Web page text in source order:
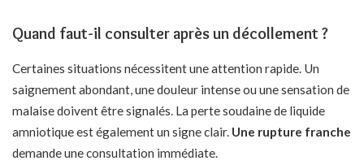
Quand faut-il consulter après un décollement ?
Certaines situations nécessitent une attention rapide. Un
saignement abondant, une douleur intense ou une sensation de
malaise doivent être signalés. La perte soudaine de liquide
amniotique est également un signe clair. Une rupture franche
demande une consultation immédiate.